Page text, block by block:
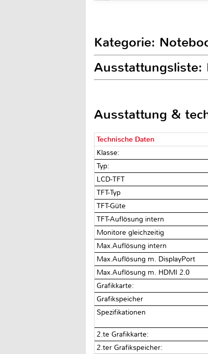
Kategorie:
Ausstattungsliste:
Ausstattung &
Technische Daten
Klasse:
Typ:
LCD-TFT
TFT-Typ
TFT-Güte
TFT-Auflösung intern
Monitore gleichzeitig
Max.Auflösung intern
Max.Auflösung m. DisplayPort
Max.Auflösung m. HDMI 2.0
Grafikkarte:
Grafikspeicher
Spezifikationen
2.te Grafikkarte:
2.ter Grafikspeicher: